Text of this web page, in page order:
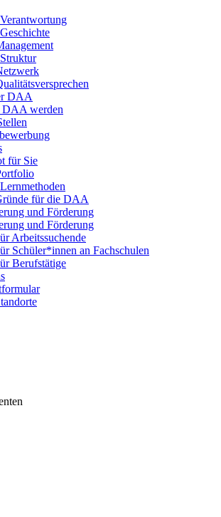
DAA
DAA werden
für Sie
für die DAA
und Förderung
und Förderung
Arbeitssuchende
Schüler*innen an Fachschulen
Berufstätige